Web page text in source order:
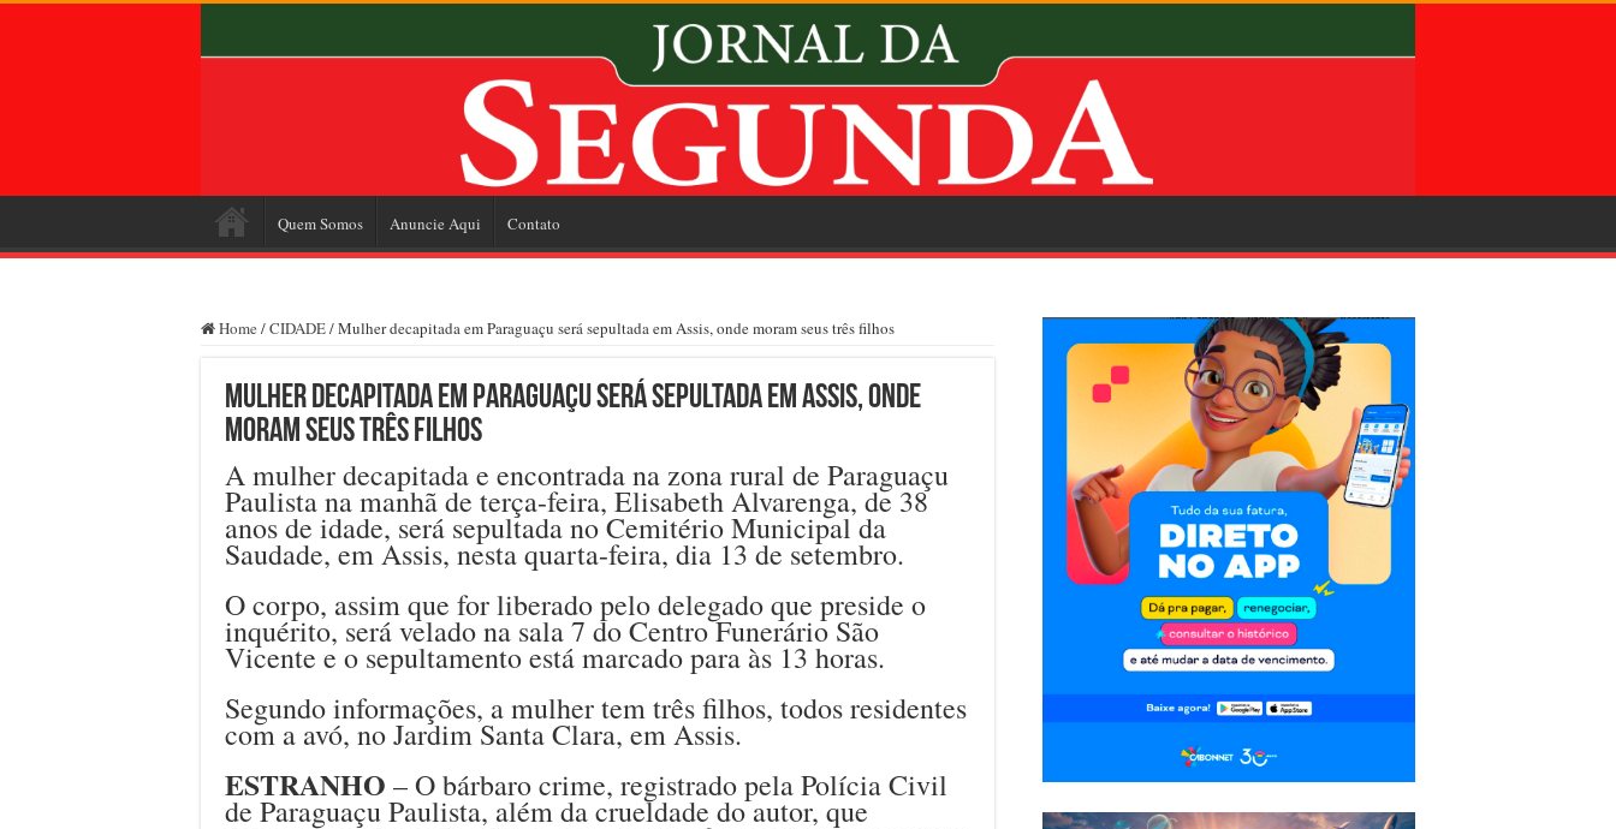
Quem Somos Anuncie Aqui Contato
Home /CIDADE/Mulher decapitada em Paraguaçu será sepultada em Assis, onde moram seus três filhos
Mulher decapitada em Paraguaçu será sepultada em Assis, onde
moram seus três filhos
A mulher decapitada e encontrada na zona rural de Paraguaçu
Paulista na manhã de terça-feira, Elisabeth Alvarenga, de 38
anos de idade, será sepultada no Cemitério Municipal da
Saudade, em Assis, nesta quarta-feira, dia 13 de setembro.
O corpo, assim que for liberado pelo delegado que preside o
inquérito, será velado na sala 7 do Centro Funerário São
Vicente e o sepultamento está marcado para às 13 horas.
Segundo informações, a mulher tem três filhos, todos residentes
com a avó, no Jardim Santa Clara, em Assis.
ESTRANHO – O bárbaro crime, registrado pela Polícia Civil
de Paraguaçu Paulista, além da crueldade do autor, que